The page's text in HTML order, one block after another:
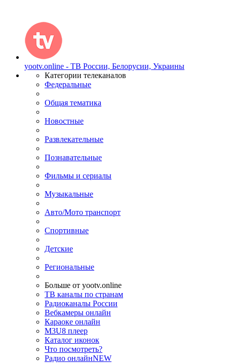
yootv.online - ТВ России, Белорусии, Украины
Категории телеканалов
Федеральные
Общая тематика
Новостные
Развлекательные
Познавательные
Фильмы и сериалы
Музыкальные
Авто/Мото транспорт
Спортивные
Детские
Региональные
Больше от yootv.online
ТВ каналы по странам
Радиоканалы России
Вебкамеры онлайн
Караоке онлайн
M3U8 плеер
Каталог иконок
Что посмотреть?
Радио онлайнNEW